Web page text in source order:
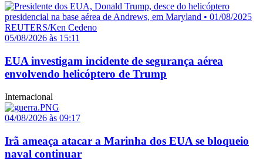
05/08/2026 às 15:11
EUA investigam incidente de segurança aérea
envolvendo helicóptero de Trump
Internacional
04/08/2026 às 09:17
Irã ameaça atacar a Marinha dos EUA se bloqueio
naval continuar